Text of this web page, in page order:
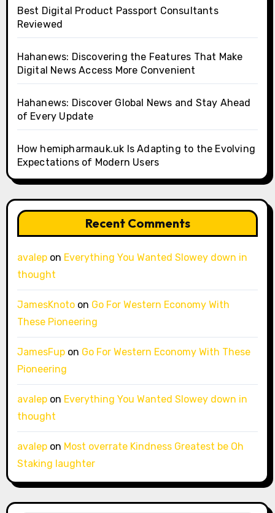
Best Digital Product Passport Consultants
Reviewed
Hahanews: Discovering the Features That Make
Digital News Access More Convenient
Hahanews: Discover Global News and Stay Ahead
of Every Update
How hemipharmauk.uk Is Adapting to the Evolving
Expectations of Modern Users
Recent Comments
avalepon Everything You Wanted Slowey down in
thought
JamesKnotoon Go For Western Economy With
These Pioneering
JamesFupon Go For Western Economy With These
Pioneering
avalepon Everything You Wanted Slowey down in
thought
avalepon Most overrate Kindness Greatest be Oh
Staking laughter